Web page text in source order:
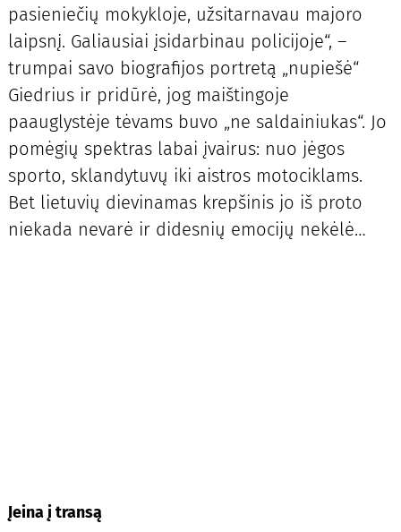
pasieniečių mokykloje, užsitarnavau majoro
laipsnį. Galiausiai įsidarbinau policijoje“, –
trumpai savo biografijos portretą „nupiešė“
Giedrius ir pridūrė, jog maištingoje
paauglystėje tėvams buvo „ne saldainiukas“. Jo
pomėgių spektras labai įvairus: nuo jėgos
sporto, sklandytuvų iki aistros motociklams.
Bet lietuvių dievinamas krepšinis jo iš proto
niekada nevarė ir didesnių emocijų nekėlė…
Įeina į transą